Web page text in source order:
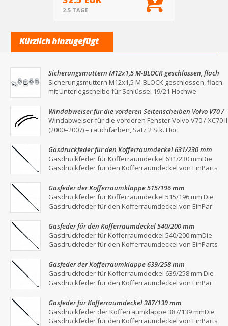
2-5 TAGE
Kürzlich hinzugefügt
Sicherungsmuttern M12x1,5 M-BLOCK geschlossen, flach
mit Unterlegscheibe für Schlüssel 19/21
Sicherungsmuttern M12x1,5 M-BLOCK geschlossen, flach
mit Unterlegscheibe für Schlüssel 19/21 Hochwe
Windabweiser für die vorderen Seitenscheiben Volvo V70 /
XC70 II (2000–2007) – Rauchgrau, 2er-Set
Windabweiser für die vorderen Fenster Volvo V70 / XC70 II
(2000–2007) – rauchfarben, Satz 2 Stk. Hoc
Gasdruckfeder für den Kofferraumdeckel 631/230 mm
Gasdruckfeder für Kofferraumdeckel 631/230 mmDie
Gasdruckfeder für den Kofferraumdeckel von EinParts
Gasfeder der Kofferraumklappe 515/196 mm
Gasdruckfeder für Kofferraumdeckel 515/196 mm Die
Gasdruckfeder für den Kofferraumdeckel von EinPar
Gasfeder für den Kofferraumdeckel 540/200 mm
Gasdruckfeder für Kofferraumdeckel 540/200 mmDie
Gasdruckfeder für den Kofferraumdeckel von EinParts
Gasfeder der Kofferraumklappe 639/258 mm
Gasdruckfeder für Kofferraumdeckel 639/258 mm Die
Gasdruckfeder für den Kofferraumdeckel von EinPar
Gasfeder für Kofferraumdeckel 387/139 mm
Gasdruckfeder der Kofferraumklappe 387/139 mmDie
Gasdruckfeder für den Kofferraumdeckel von EinParts